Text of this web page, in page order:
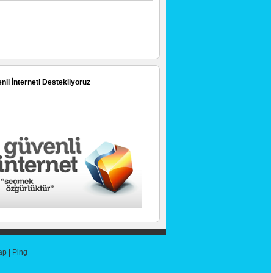
İnterneti Destekliyoruz
Ping